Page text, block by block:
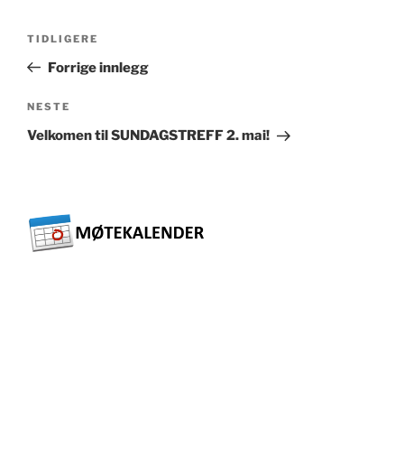
Innleggsnavigasjon
Forrige
innlegg
TIDLIGERE
Forrige innlegg
Neste
innlegg
NESTE
Velkomen til SUNDAGSTREFF 2. mai!